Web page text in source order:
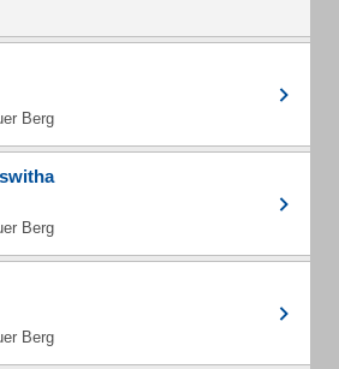
Berg
Berg
Berg